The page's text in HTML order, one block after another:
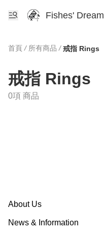
Fishes' Dream
首頁 / 所有商品 / 戒指 Rings
戒指 Rings
0項 商品
About Us
News & Information